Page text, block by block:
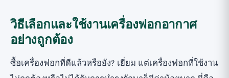
วิธีเลือกและใช้งานเครื่องฟอกอากาศ
อย่างถูกต้อง
ซื้อเครื่องฟอกที่ดีแล้วหรือยัง? เยี่ยม แต่เครื่องฟอกที่ใช้งาน